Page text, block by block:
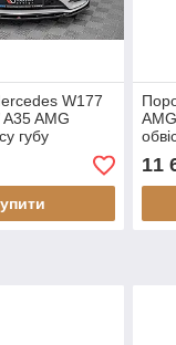
W177
AMG
губу
(V5)
(V1)
11